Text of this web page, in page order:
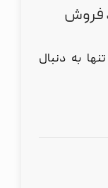
فروش
به دنبال